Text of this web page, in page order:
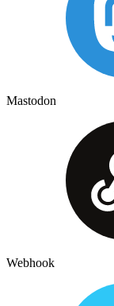
Mastodon
Webhook